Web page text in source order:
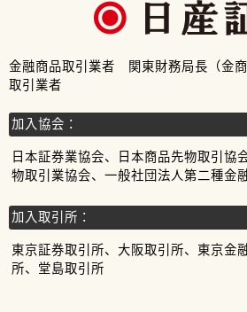
金融商品取引業者 関東財務局長（金
取引業者
加入協会：
日本証券業協会、日本商品先物取引協
物取引業協会、一般社団法人第二種金
加入取引所：
東京証券取引所、大阪取引所、東京金
所、堂島取引所